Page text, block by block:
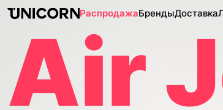
РаспродажаБрендыДоставка
Air